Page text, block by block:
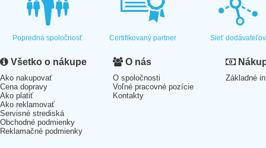
Popredná spoločnosť Certifikovaný partner Sieť dodávateľov
Všetko o nákupe
Ako nakupovať
Cena dopravy
Ako platiť
Ako reklamovať
Servisné strediská
Obchodné podmienky
Reklamačné podmienky
O nás
O spoločnosti
Voľné pracovné pozície
Kontakty
Základné